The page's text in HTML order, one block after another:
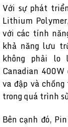
Với sự phát
Lithium
với các tính
khả năng lưu
không phải lo
Canadian
va đập và
trong quá trình
Bên cạnh đó,